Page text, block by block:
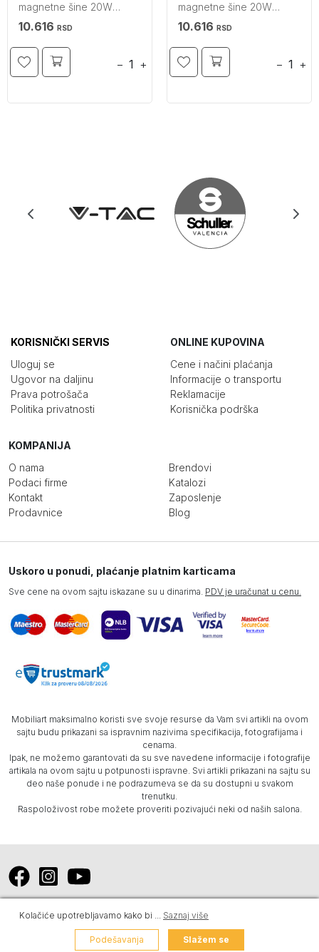
magnetne šine 20W
3000K V-TAC
10.616 RSD
− +
magnetne šine 20W
4000K V-TAC
10.616 RSD
− +
KORISNIČKI SERVIS
Uloguj se
Ugovor na daljinu
Prava potrošača
Politika privatnosti
ONLINE KUPOVINA
Cene i načini plaćanja
Informacije o transportu
Reklamacije
Korisnička podrška
KOMPANIJA
O nama
Podaci firme
Kontakt
Prodavnice
Brendovi
Katalozi
Zaposlenje
Blog
Uskoro u ponudi, plaćanje platnim karticama
Sve cene na ovom sajtu iskazane su u dinarima. PDV je uračunat u cenu.
Mobiliart maksimalno koristi sve svoje resurse da Vam svi artikli na ovom
sajtu budu prikazani sa ispravnim nazivima specifikacija, fotografijama i
cenama.
Ipak, ne možemo garantovati da su sve navedene informacije i fotografije
artikala na ovom sajtu u potpunosti ispravne. Svi artikli prikazani na sajtu su
deo naše ponude i ne podrazumeva se da su dostupni u svakom
trenutku.
Raspoloživost robe možete proveriti pozivajući neki od naših salona.
Mobiliart © 2026. Sva prava zadržana -Powered by Dajbog
Web prodavnica i SEO Web Business Solutions
Kolačiće upotrebljavamo kako bi ... Saznaj više
Podešavanja Slažem se